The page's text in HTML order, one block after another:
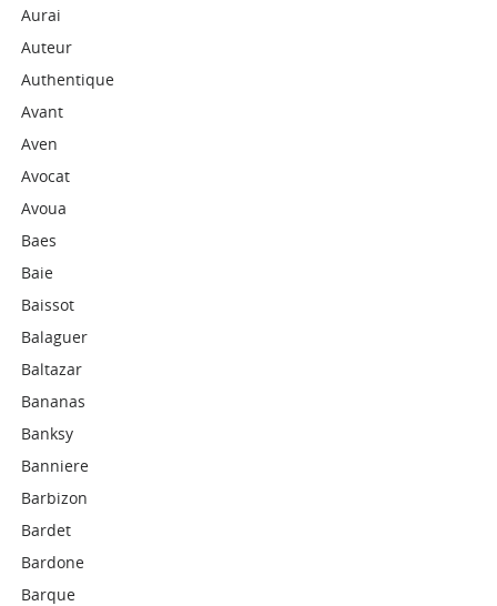
Aurai
Auteur
Authentique
Avant
Aven
Avocat
Avoua
Baes
Baie
Baissot
Balaguer
Baltazar
Bananas
Banksy
Banniere
Barbizon
Bardet
Bardone
Barque